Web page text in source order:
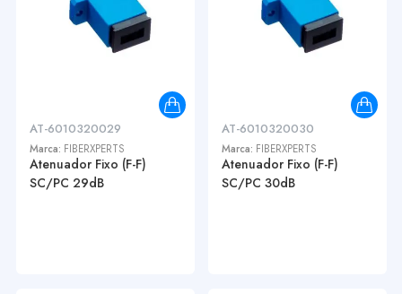
AT-6010320029
Marca: FIBERXPERTS
Atenuador Fixo (F-F)
SC/PC 29dB
AT-6010320030
Marca: FIBERXPERTS
Atenuador Fixo (F-F)
SC/PC 30dB